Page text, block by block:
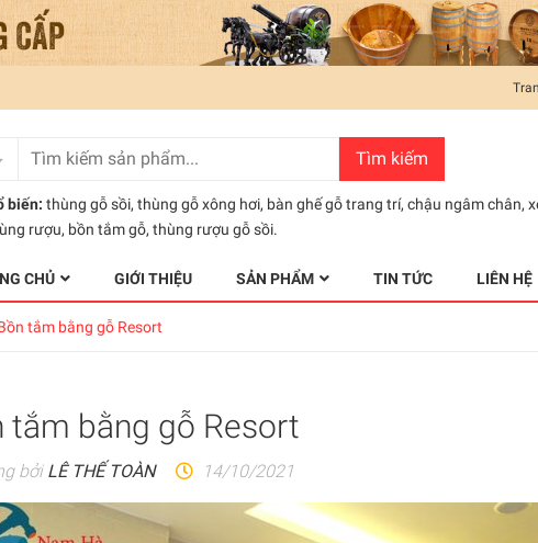
Tìm kiếm
biến: thùng gỗ sồi, thùng gỗ xông hơi, bàn ghế gỗ trang trí, chậu ngâm chân,
rượu, bồn tắm gỗ, thùng rượu gỗ sồi.
CHỦ GIỚI THIỆU SẢN PHẨM TIN TỨC LIÊN HỆ
tắm bằng gỗ Resort
tắm bằng gỗ Resort
bởi LÊ THẾ TOÀN 14/10/2021